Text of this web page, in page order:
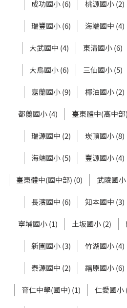
成功國小 (6) 桃源國小 (2)
瑞豐國小 (6) 海端國中 (4)
大武國中 (4) 東清國小 (6)
大鳥國小 (6) 三仙國小 (5)
嘉蘭國小 (9) 椰油國小 (2)
都蘭國小 (4) 臺東體中(高中部
瑞源國中 (2) 崁頂國小 (8)
海端國小 (5) 豐源國小 (4)
臺東體中(國中部) (0) 武陵國小
長濱國中 (6) 知本國中 (3)
寧埔國小 (1) 土坂國小 (2)
新園國小 (3) 竹湖國小 (4)
泰源國中 (2) 福原國小 (6)
育仁中學(國中) (1) 仁愛國小